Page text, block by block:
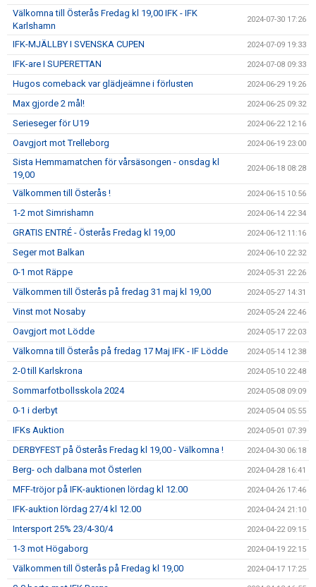
Välkomna till Österås Fredag kl 19,00 IFK - IFK
Karlshamn
2024-07-30 17:26
IFK-MJÄLLBY I SVENSKA CUPEN 2024-07-09 19:33
IFK-are I SUPERETTAN 2024-07-08 09:33
Hugos comeback var glädjeämne i förlusten 2024-06-29 19:26
Max gjorde 2 mål! 2024-06-25 09:32
Serieseger för U19 2024-06-22 12:16
Oavgjort mot Trelleborg 2024-06-19 23:00
Sista Hemmamatchen för vårsäsongen - onsdag kl
19,00
2024-06-18 08:28
Välkommen till Österås ! 2024-06-15 10:56
1-2 mot Simrishamn 2024-06-14 22:34
GRATIS ENTRÉ - Österås Fredag kl 19,00 2024-06-12 11:16
Seger mot Balkan 2024-06-10 22:32
0-1 mot Räppe 2024-05-31 22:26
Välkommen till Österås på fredag 31 maj kl 19,00 2024-05-27 14:31
Vinst mot Nosaby 2024-05-24 22:46
Oavgjort mot Lödde 2024-05-17 22:03
Välkomna till Österås på fredag 17 Maj IFK - IF Lödde 2024-05-14 12:38
2-0 till Karlskrona 2024-05-10 22:48
Sommarfotbollsskola 2024 2024-05-08 09:09
0-1 i derbyt 2024-05-04 05:55
IFKs Auktion 2024-05-01 07:39
DERBYFEST på Österås Fredag kl 19,00 - Välkomna ! 2024-04-30 06:18
Berg- och dalbana mot Österlen 2024-04-28 16:41
MFF-tröjor på IFK-auktionen lördag kl 12.00 2024-04-26 17:46
IFK-auktion lördag 27/4 kl 12.00 2024-04-24 21:10
Intersport 25% 23/4-30/4 2024-04-22 09:15
1-3 mot Högaborg 2024-04-19 22:15
Välkommen till Österås på Fredag kl 19,00 2024-04-17 17:25